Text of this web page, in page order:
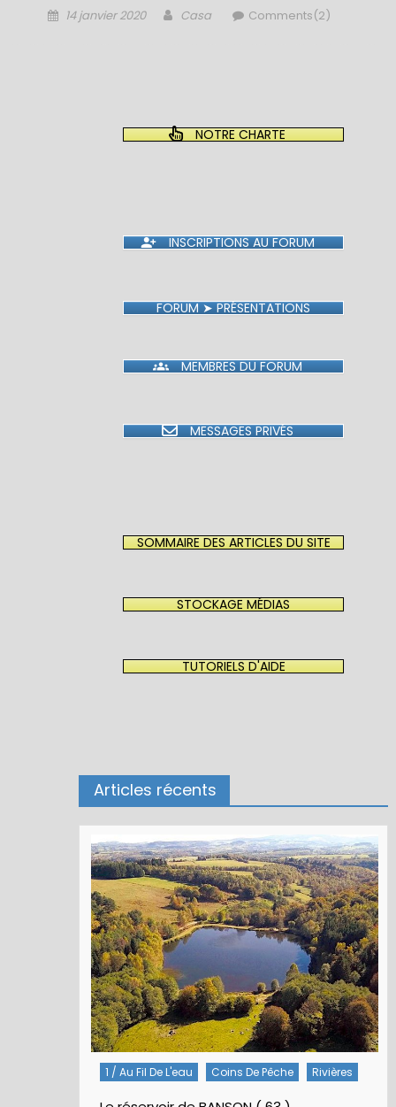
Posted
14 janvier 2020 Author
Casa Comments(2)
NOTRE CHARTE
INSCRIPTIONS AU FORUM
FORUM ➤ PRÉSENTATIONS
MEMBRES DU FORUM
MESSAGES PRIVÉS
SOMMAIRE DES ARTICLES DU SITE
STOCKAGE MÉDIAS
TUTORIELS D'AIDE
Articles récents
1 / Au Fil De L'eau Coins De Pêche Rivières